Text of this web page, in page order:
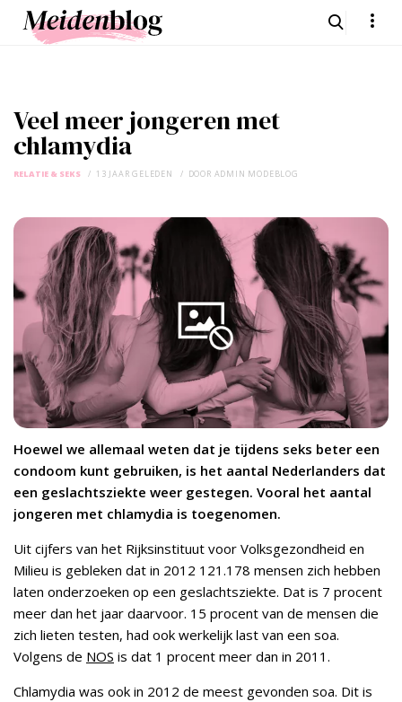
Veel meer jongeren met
chlamydia
RELATIE & SEKS 13 JAAR GELEDEN DOOR ADMIN MODEBLOG
Hoewel we allemaal weten dat je tijdens seks beter een
condoom kunt gebruiken, is het aantal Nederlanders dat
een geslachtsziekte weer gestegen. Vooral het aantal
jongeren met chlamydia is toegenomen.
Uit cijfers van het Rijksinstituut voor Volksgezondheid en
Milieu is gebleken dat in 2012 121.178 mensen zich hebben
laten onderzoeken op een geslachtsziekte. Dat is 7 procent
meer dan het jaar daarvoor. 15 procent van de mensen die
zich lieten testen, had ook werkelijk last van een soa.
Volgens de NOS is dat 1 procent meer dan in 2011.
Chlamydia was ook in 2012 de meest gevonden soa. Dit is